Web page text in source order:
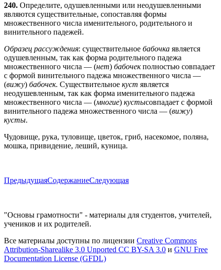
240. Определите, одушевленными или неодушевленными
являются существительные, сопоставляя формы
множественного числа именительного, родительного и
винительного падежей.
Образец рассуждения: существительное бабочка является
одушевленным, так как форма родительного падежа
множественного числа — (нет) бабочекполностью совпадает
с формой винительного падежа множественного числа —
(вижу) бабочек. Существительное куст является
неодушевленным, так как форма именительного падежа
множественного числа — (многие) кустысовпадает с формой
винительного падежа множественного числа — (вижу)
кусты.
Чудовище, рука, туловище, цветок, гриб, насекомое, поляна,
мошка, привидение, леший, куница.
ПредыдущаяСодержаниеСледующая
"Основы грамотности" - материалы для студентов, учителей,
учеников и их родителей.
Все материалы доступны по лицензии Creative Commons
Attribution-Sharealike 3.0 Unported CC BY-SA 3.0 и GNU Free
Documentation License (GFDL)